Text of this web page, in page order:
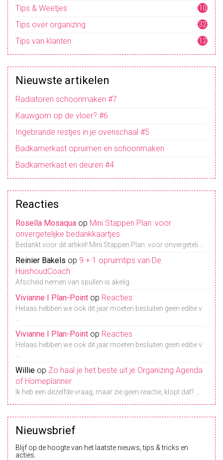
Tips & Weetjes
10
4
Tips over organizing 32
Tips van klanten 12
Nieuwste artikelen
Radiatoren schoonmaken #7
Kauwgom op de vloer? #6
Ingebrande restjes in je ovenschaal #5
Badkamerkast opruimen en schoonmaken
Badkamerkast en deuren #4
Reacties
Rosella Mosaqua op Mini Stappen Plan: voor
onvergetelijke bedankkaartjes
Bedankt voor dit artikel! Mini Stappen Plan: voor onvergeteli ...
Reinier Bakels op 9 + 1 opruimtips van De
HuishoudCoach
Afscheid nemen van spullen is akelig.
Vivianne I Plan-Point op Reacties
Helaas hebben we ook dit jaar moeten besluiten geen editie v
Vivianne I Plan-Point op Reacties
Helaas hebben we ook dit jaar moeten besluiten geen editie v
Willie op Zo haal je het beste uit je Organizing Agenda
of Homeplanner
Ik heb een dezelfde vraag, maar zie geen reactie, klopt dat? ...
Nieuwsbrief
Blijf op de hoogte van het laatste nieuws, tips & tricks en
acties.